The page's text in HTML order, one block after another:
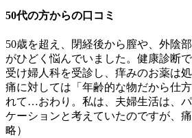
50代の方からの口コミ
50歳を超え、閉経後から膣や、外陰
がひどく悩んでいました。健康診断
受け婦人科を受診し、痒みのお薬は
痛に対しては「年齢的な物だから仕
れて…おわり。私は、夫婦生活は、
ケーションと考えていたのですが、
略）